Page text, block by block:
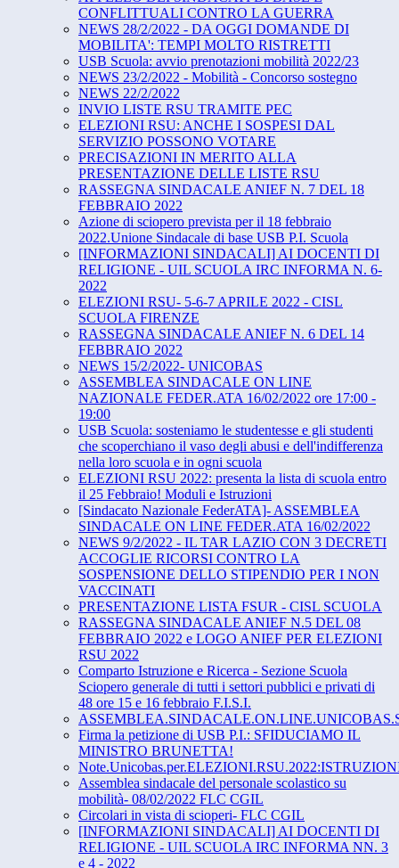
CONFLITTUALI CONTRO LA GUERRA
NEWS 28/2/2022 - DA OGGI DOMANDE DI
MOBILITA': TEMPI MOLTO RISTRETTI
USB Scuola: avvio prenotazioni mobilità 2022/23
NEWS 23/2/2022 - Mobilità - Concorso sostegno
NEWS 22/2/2022
INVIO LISTE RSU TRAMITE PEC
ELEZIONI RSU: ANCHE I SOSPESI DAL
SERVIZIO POSSONO VOTARE
PRECISAZIONI IN MERITO ALLA
PRESENTAZIONE DELLE LISTE RSU
RASSEGNA SINDACALE ANIEF N. 7 DEL 18
FEBBRAIO 2022
Azione di sciopero prevista per il 18 febbraio
2022.Unione Sindacale di base USB P.I. Scuola
[INFORMAZIONI SINDACALI] AI DOCENTI DI
RELIGIONE - UIL SCUOLA IRC INFORMA N. 6-
2022
ELEZIONI RSU- 5-6-7 APRILE 2022 - CISL
SCUOLA FIRENZE
RASSEGNA SINDACALE ANIEF N. 6 DEL 14
FEBBRAIO 2022
NEWS 15/2/2022- UNICOBAS
ASSEMBLEA SINDACALE ON LINE
NAZIONALE FEDER.ATA 16/02/2022 ore 17:00 -
19:00
USB Scuola: sosteniamo le studentesse e gli studenti
che scoperchiano il vaso degli abusi e dell'indifferenza
nella loro scuola e in ogni scuola
ELEZIONI RSU 2022: presenta la lista di scuola entro
il 25 Febbraio! Moduli e Istruzioni
[Sindacato Nazionale FederATA]- ASSEMBLEA
SINDACALE ON LINE FEDER.ATA 16/02/2022
NEWS 9/2/2022 - IL TAR LAZIO CON 3 DECRETI
ACCOGLIE RICORSI CONTRO LA
SOSPENSIONE DELLO STIPENDIO PER I NON
VACCINATI
PRESENTAZIONE LISTA FSUR - CISL SCUOLA
RASSEGNA SINDACALE ANIEF N.5 DEL 08
FEBBRAIO 2022 e LOGO ANIEF PER ELEZIONI
RSU 2022
Comparto Istruzione e Ricerca - Sezione Scuola
Sciopero generale di tutti i settori pubblici e privati di
48 ore 15 e 16 febbraio F.I.S.I.
Firma la petizione di USB P.I.: SFIDUCIAMO IL
MINISTRO BRUNETTA!
Assemblea sindacale del personale scolastico su
mobilità- 08/02/2022 FLC CGIL
Circolari in vista di scioperi- FLC CGIL
[INFORMAZIONI SINDACALI] AI DOCENTI DI
RELIGIONE - UIL SCUOLA IRC INFORMA NN. 3
e 4 - 2022